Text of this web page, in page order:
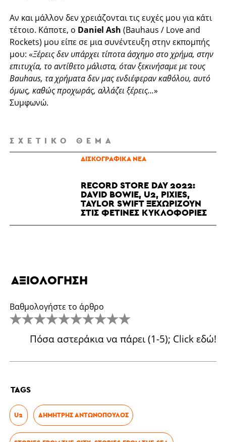
Αν και μάλλον δεν χρειάζονται τις ευχές μου για κάτι
τέτοιο. Κάποτε, ο Daniel Ash (Bauhaus / Love and
Rockets) μου είπε σε μια συνέντευξη στην εκπομπής
μου: «Ξέρεις δεν υπάρχει τίποτα άσχημο στο χρήμα, στην
επιτυχία, το αντίθετο μάλιστα, όταν ξεκινήσαμε με τους
Bauhaus, τα χρήματα δεν μας ενδιέφεραν καθόλου, αυτό
όμως, καθώς προχωράς, αλλάζει ξέρεις...»
Συμφωνώ.
ΣΧΕΤΙΚΌ ΘΈΜΑ
ΔΙΣΚΟΓΡΑΦΙΚΆ ΝΈΑ
RECORD STORE DAY 2022:
DAVID BOWIE, U2, PIXIES,
TAYLOR SWIFT ΞΕΧΩΡΊΖΟΥΝ
ΣΤΙΣ ΦΕΤΙΝΈΣ ΚΥΚΛΟΦΟΡΊΕΣ
TAGS
U2 ΔΗΜΉΤΡΗΣ ΑΝΤΩΝΌΠΟΥΛΟΣ
ΑΞΙΟΛΌΓΗΣΗ
Βαθμολογήστε το άρθρο
Πόσα αστεράκια να πάρει (1-5); Click εδώ!